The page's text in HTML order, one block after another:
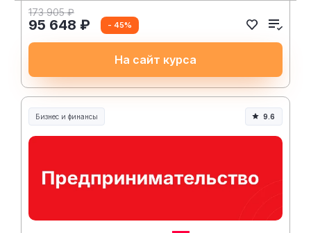
173 905 ₽
95 648 ₽ - 45%
На сайт курса
Бизнес и финансы 9.6